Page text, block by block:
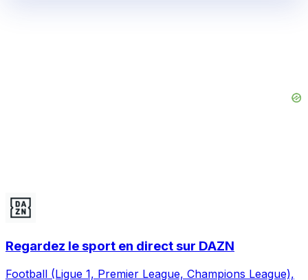
Regardez le sport en direct sur DAZN
Football (Ligue 1, Premier League, Champions League),